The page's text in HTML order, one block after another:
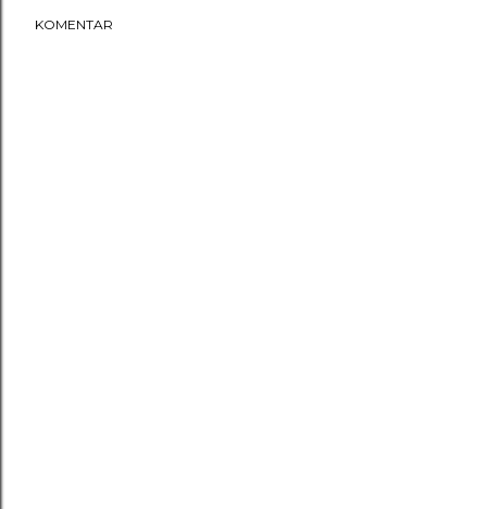
KOMENTAR